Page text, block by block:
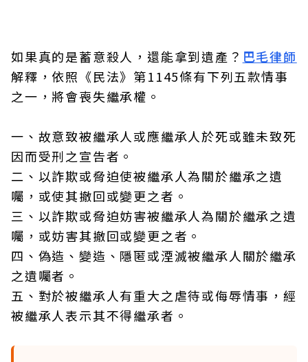
如果真的是蓄意殺人，還能拿到遺產？ 巴毛律師
解釋，依照《民法》第1145條有下列五款情事
之一，將會喪失繼承權。
一、故意致被繼承人或應繼承人於死或雖未致死
因而受刑之宣告者。
二、以詐欺或脅迫使被繼承人為關於繼承之遺
囑，或使其撤回或變更之者。
三、以詐欺或脅迫妨害被繼承人為關於繼承之遺
囑，或妨害其撤回或變更之者。
四、偽造、變造、隱匿或湮滅被繼承人關於繼承
之遺囑者。
五、對於被繼承人有重大之虐待或侮辱情事，經
被繼承人表示其不得繼承者。